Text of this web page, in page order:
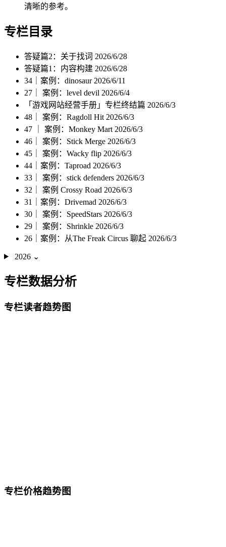
清晰的参考。
专栏目录
答疑篇2：关于找词 2026/6/28
答疑篇1：内容构建 2026/6/28
34｜案例：dinosaur 2026/6/11
27｜ 案例：level devil 2026/6/4
「游戏网站经营手册」专栏终结篇 2026/6/3
48｜ 案例：Ragdoll Hit 2026/6/3
47 ｜ 案例：Monkey Mart 2026/6/3
46｜ 案例：Stick Merge 2026/6/3
45｜ 案例：Wacky flip 2026/6/3
44｜案例：Taproad 2026/6/3
33｜ 案例：stick defenders 2026/6/3
32｜ 案例 Crossy Road 2026/6/3
31｜案例：Drivemad 2026/6/3
30｜ 案例：SpeedStars 2026/6/3
29｜ 案例：Shrinkle 2026/6/3
26｜案例：从The Freak Circus 聊起 2026/6/3
2026 ⌄
专栏数据分析
专栏读者趋势图
专栏价格趋势图